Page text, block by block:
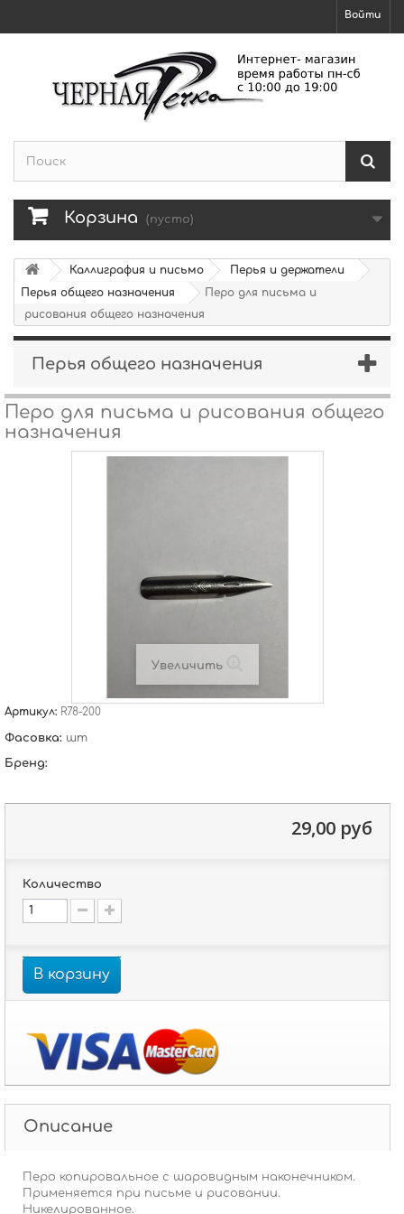
Войти
Корзина (пусто)
Каллиграфия и письмо
Перья и держатели
Перья общего назначения
Перо для письма и
рисования общего назначения
Перья общего назначения
Перо для письма и рисования общего
назначения
Увеличить
Артикул: R78-200
Фасовка: шт
Бренд:
29,00 руб
Количество
В корзину
Описание
Перо копировальное с шаровидным наконечником.
Применяется при письме и рисовании.
Никелированное.